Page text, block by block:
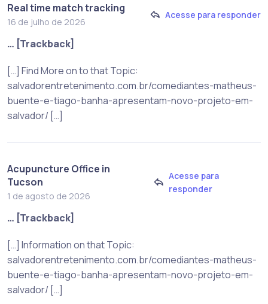
Real time match tracking
16 de julho de 2026
Acesse para responder
… [Trackback]
[…] Find More on to that Topic:
salvadorentretenimento.com.br/comediantes-matheus-
buente-e-tiago-banha-apresentam-novo-projeto-em-
salvador/ […]
Acupuncture Office in
Tucson
1 de agosto de 2026
Acesse para
responder
… [Trackback]
[…] Information on that Topic:
salvadorentretenimento.com.br/comediantes-matheus-
buente-e-tiago-banha-apresentam-novo-projeto-em-
salvador/ […]